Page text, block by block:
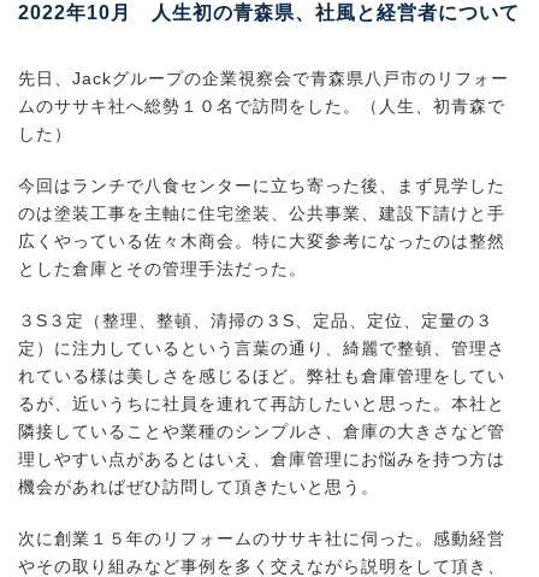
t
n
2022年10月 人生初の青森県、社風と経営者について
先日、Jackグループの企業視察会で青森県八戸市のリフォー
ムのササキ社へ総勢１０名で訪問をした。（人生、初青森で
した）
今回はランチで八食センターに立ち寄った後、まず見学した
のは塗装工事を主軸に住宅塗装、公共事業、建設下請けと手
広くやっている佐々木商会。特に大変参考になったのは整然
とした倉庫とその管理手法だった。
３S３定（整理、整頓、清掃の３S、定品、定位、定量の３
定）に注力しているという言葉の通り、綺麗で整頓、管理さ
れている様は美しさを感じるほど。弊社も倉庫管理をしてい
るが、近いうちに社員を連れて再訪したいと思った。本社と
隣接していることや業種のシンプルさ、倉庫の大きさなど管
理しやすい点があるとはいえ、倉庫管理にお悩みを持つ方は
機会があればぜひ訪問して頂きたいと思う。
次に創業１５年のリフォームのササキ社に伺った。感動経営
やその取り組みなど事例を多く交えながら説明をして頂き、